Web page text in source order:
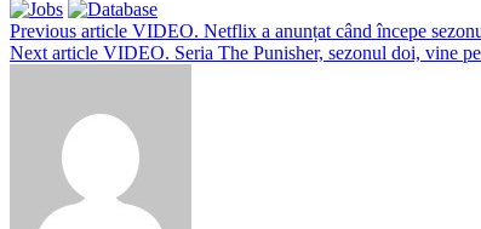
Previous article VIDEO. Netflix a anunțat când începe
Next article VIDEO. Seria The Punisher, sezonul doi, vine